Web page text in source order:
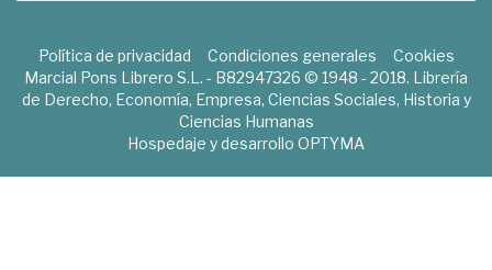
Política de privacidad Condiciones generales
Cookies
Marcial Pons Librero S.L. - B82947326 © 1948 - 2018. Librería
de Derecho, Economía, Empresa, Ciencias Sociales, Historia y
Ciencias Humanas
Hospedaje y desarrollo OPTYMA